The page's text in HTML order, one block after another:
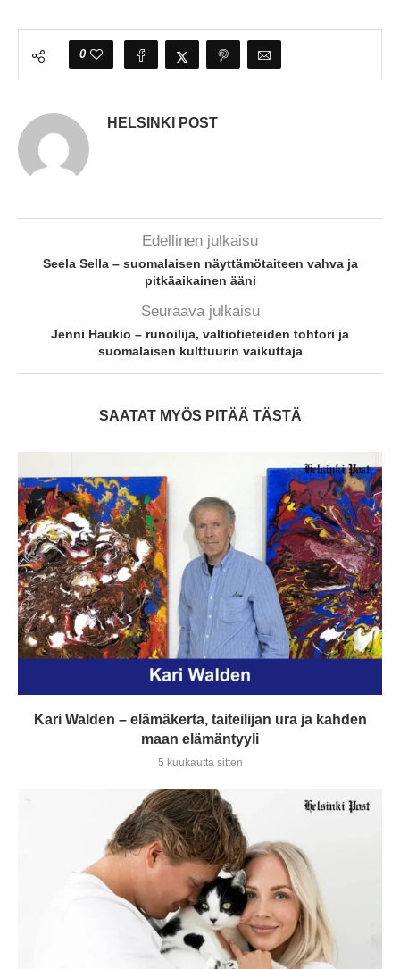
0
HELSINKI POST
Edellinen julkaisu
Seela Sella – suomalaisen näyttämötaiteen vahva ja
pitkäaikainen ääni
Seuraava julkaisu
Jenni Haukio – runoilija, valtiotieteiden tohtori ja
suomalaisen kulttuurin vaikuttaja
SAATAT MYÖS PITÄÄ TÄSTÄ
Kari Walden – elämäkerta, taiteilijan ura ja kahden
maan elämäntyyli
5 kuukautta sitten